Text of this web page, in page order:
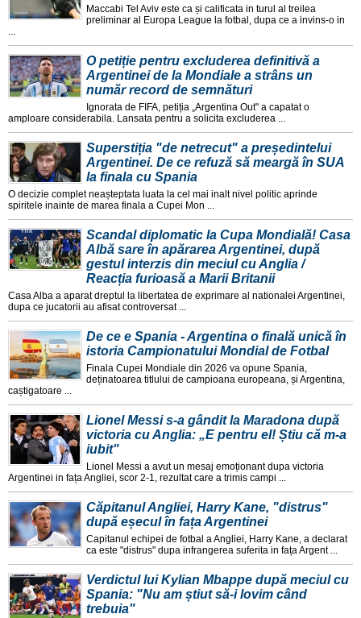
Maccabi Tel Aviv este ca și calificata in turul al treilea
preliminar al Europa League la fotbal, dupa ce a invins-o in
...
O petiție pentru excluderea definitivă a
Argentinei de la Mondiale a strâns un
număr record de semnături
Ignorata de FIFA, petiția „Argentina Out" a capatat o
amploare considerabila. Lansata pentru a solicita excluderea ...
Superstiția "de netrecut" a președintelui
Argentinei. De ce refuză să meargă în SUA
la finala cu Spania
O decizie complet neașteptata luata la cel mai inalt nivel politic aprinde
spiritele inainte de marea finala a Cupei Mon ...
Scandal diplomatic la Cupa Mondială! Casa
Albă sare în apărarea Argentinei, după
gestul interzis din meciul cu Anglia /
Reacția furioasă a Marii Britanii
Casa Alba a aparat dreptul la libertatea de exprimare al nationalei Argentinei,
dupa ce jucatorii au afisat controversat ...
De ce e Spania - Argentina o finală unică în
istoria Campionatului Mondial de Fotbal
Finala Cupei Mondiale din 2026 va opune Spania,
deținatoarea titlului de campioana europeana, și Argentina,
caștigatoare ...
Lionel Messi s-a gândit la Maradona după
victoria cu Anglia: „E pentru el! Știu că m-a
iubit"
Lionel Messi a avut un mesaj emoționant dupa victoria
Argentinei in fața Angliei, scor 2-1, rezultat care a trimis campi ...
Căpitanul Angliei, Harry Kane, "distrus"
după eșecul în fața Argentinei
Capitanul echipei de fotbal a Angliei, Harry Kane, a declarat
ca este "distrus" dupa infrangerea suferita in fața Argent ...
Verdictul lui Kylian Mbappe după meciul cu
Spania: "Nu am știut să-i lovim când
trebuia"